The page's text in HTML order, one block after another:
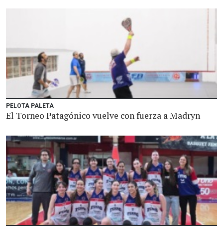
PELOTA PALETA
El Torneo Patagónico vuelve con fuerza a Madryn